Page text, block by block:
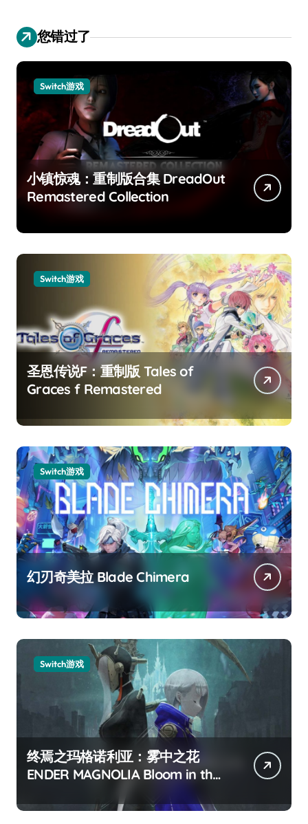
您错过了
Switch游戏
小镇惊魂：重制版合集 DreadOut
Remastered Collection
Switch游戏
圣恩传说F：重制版 Tales of
Graces f Remastered
Switch游戏
幻刃奇美拉 Blade Chimera
Switch游戏
终焉之玛格诺利亚：雾中之花
ENDER MAGNOLIA Bloom in the